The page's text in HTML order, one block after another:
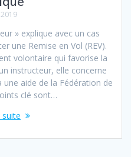
» explique avec un cas
une Remise en Vol (REV).
volontaire qui favorise la
instructeur, elle concerne
aide de la Fédération de
clé sont…
suite